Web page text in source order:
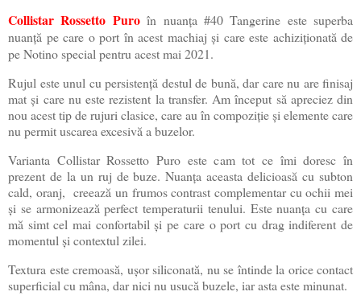
Collistar Rossetto Puroîn nuanța #40 Tangerine este superba
nuanță pe care o port în acest machiaj și care este achiziționată de
pe Notino special pentru acest mai 2021.
Rujul este unul cu persistență destul de bună, dar care nu are finisaj
mat și care nu este rezistent la transfer. Am început să apreciez din
nou acest tip de rujuri clasice, care au în compoziție și elemente care
nu permit uscarea excesivă a buzelor.
Varianta Collistar Rossetto Puro este cam tot ce îmi doresc în
prezent de la un ruj de buze. Nuanța aceasta delicioasă cu subton
cald, oranj, creează un frumos contrast complementar cu ochii mei
și se armonizează perfect temperaturii tenului. Este nuanța cu care
mă simt cel mai confortabil și pe care o port cu drag indiferent de
momentul și contextul zilei.
Textura este cremoasă, ușor siliconată, nu se întinde la orice contact
superficial cu mâna, dar nici nu usucă buzele, iar asta este minunat.